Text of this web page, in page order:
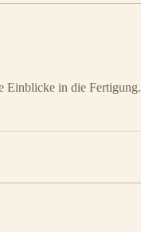
Einblicke in die Fertigung.